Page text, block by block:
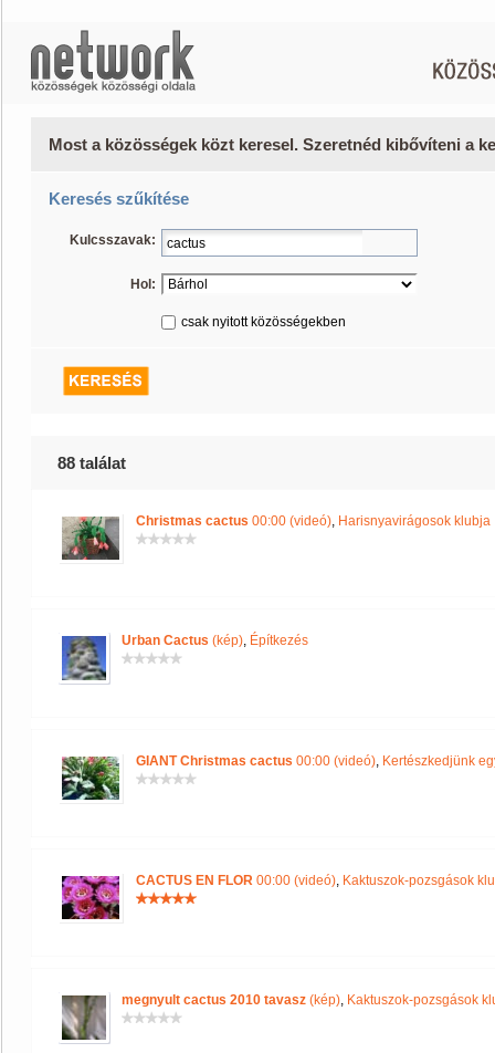
Most a közösségek közt keresel. Szeretnéd kibővíteni a
Keresés szűkítése
Kulcsszavak:
Hol:
csak nyitott közösségekben
88 találat
Christmas cactus 00:00 (videó), Harisnyavirágosok klubja
Urban Cactus (kép), Építkezés
GIANT Christmas cactus 00:00 (videó), Kertészkedjünk
CACTUS EN FLOR 00:00 (videó), Kaktuszok-pozsgások
megnyult cactus 2010 tavasz (kép), Kaktuszok-pozsgások